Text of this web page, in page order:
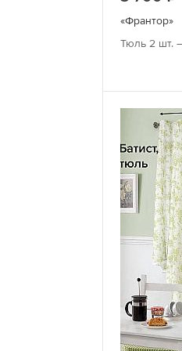
«Франтор»
Тюль 2 шт.